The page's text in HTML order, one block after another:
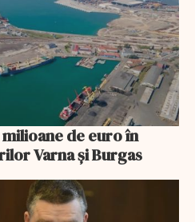
de euro în
Varna și Burgas